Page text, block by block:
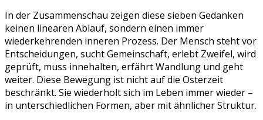
In der Zusammenschau zeigen diese sieben Gedanken
keinen linearen Ablauf, sondern einen immer
wiederkehrenden inneren Prozess. Der Mensch steht vor
Entscheidungen, sucht Gemeinschaft, erlebt Zweifel, wird
geprüft, muss innehalten, erfährt Wandlung und geht
weiter. Diese Bewegung ist nicht auf die Osterzeit
beschränkt. Sie wiederholt sich im Leben immer wieder –
in unterschiedlichen Formen, aber mit ähnlicher Struktur.